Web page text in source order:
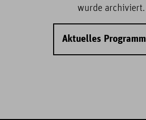
wurde archiviert.
Aktuelles Programm